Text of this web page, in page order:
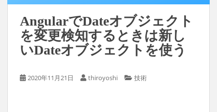
AngularでDateオブジェクト
を変更検知するときは新し
いDateオブジェクトを使う
2020年11月21日 thiroyoshi 技術